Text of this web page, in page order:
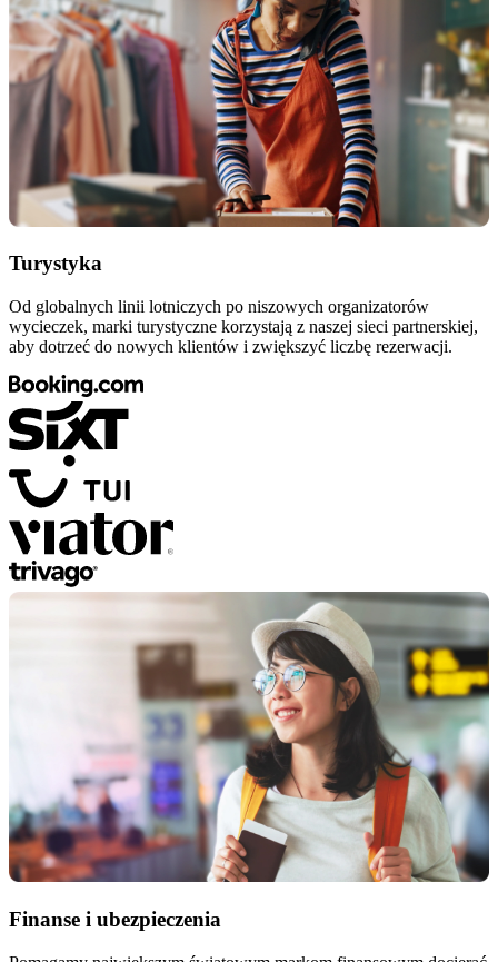
Turystyka
Od globalnych linii lotniczych po niszowych organizatorów
wycieczek, marki turystyczne korzystają z naszej sieci partnerskiej,
aby dotrzeć do nowych klientów i zwiększyć liczbę rezerwacji.
Finanse i ubezpieczenia